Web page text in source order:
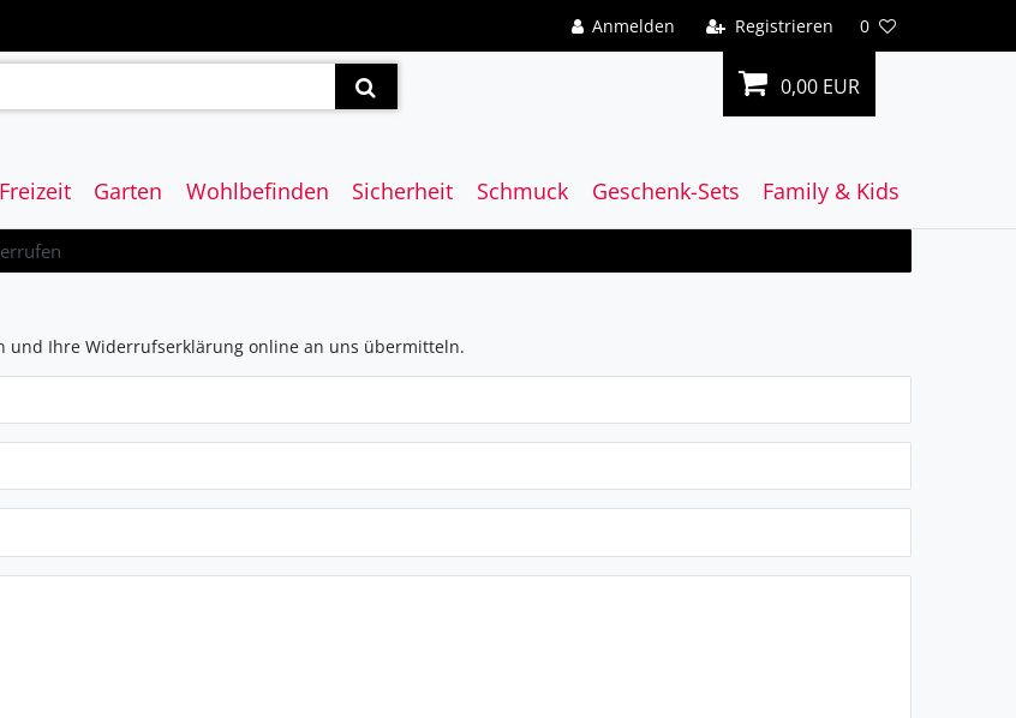
Anmelden Registrieren 0
0,00 EUR
Freizeit Garten Wohlbefinden Sicherheit Schmuck Geschenk-Sets Family & Kids
und Ihre Widerrufserklärung online an uns übermitteln.